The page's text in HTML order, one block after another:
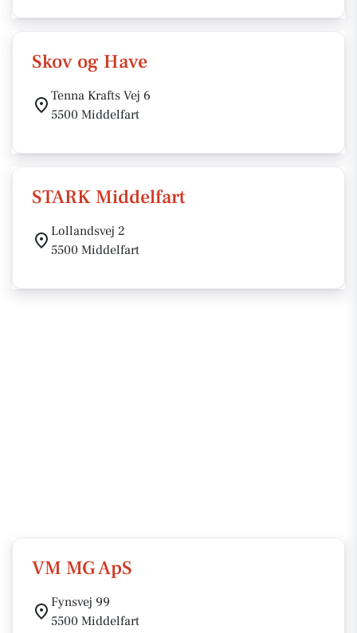
Skov og Have
Tenna Krafts Vej 6
5500 Middelfart
STARK Middelfart
Lollandsvej 2
5500 Middelfart
VM MG ApS
Fynsvej 99
5500 Middelfart